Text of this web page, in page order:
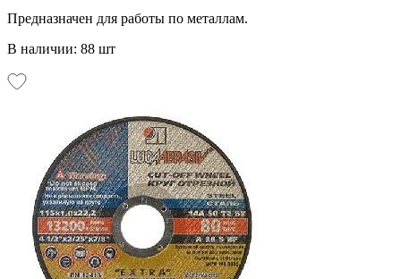
Предназначен для работы по металлам.
В наличии: 88 шт